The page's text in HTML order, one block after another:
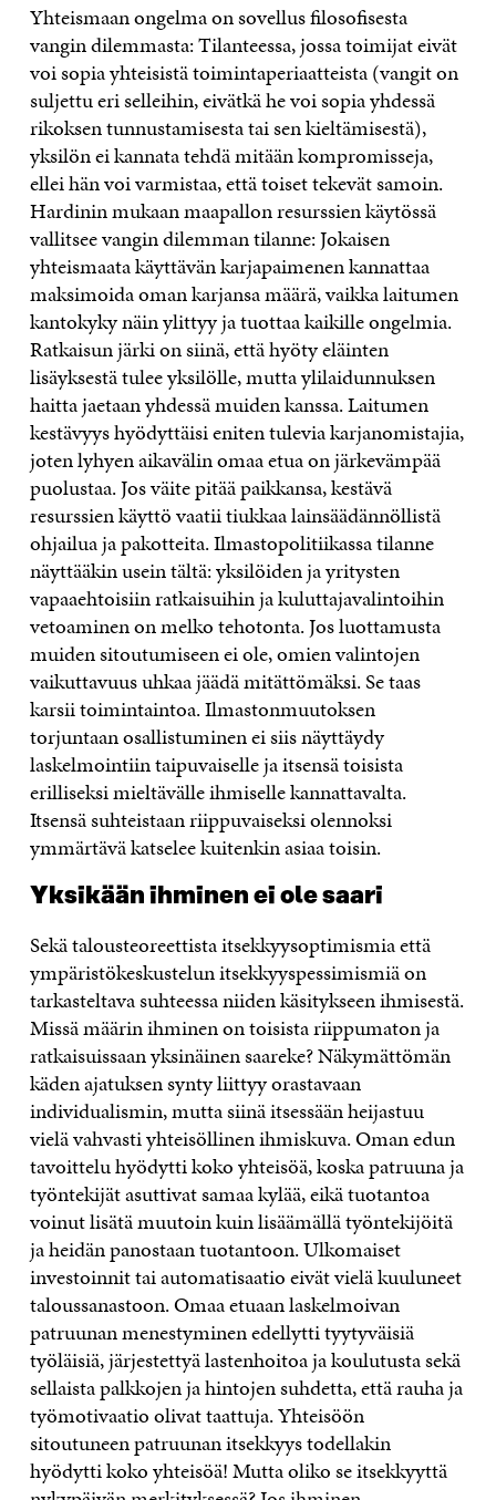
Yhteismaan ongelma on sovellus filosofisesta
vangin dilemmasta: Tilanteessa, jossa toimijat eivät
voi sopia yhteisistä toimintaperiaatteista (vangit on
suljettu eri selleihin, eivätkä he voi sopia yhdessä
rikoksen tunnustamisesta tai sen kieltämisestä),
yksilön ei kannata tehdä mitään kompromisseja,
ellei hän voi varmistaa, että toiset tekevät samoin.
Hardinin mukaan maapallon resurssien käytössä
vallitsee vangin dilemman tilanne: Jokaisen
yhteismaata käyttävän karjapaimenen kannattaa
maksimoida oman karjansa määrä, vaikka laitumen
kantokyky näin ylittyy ja tuottaa kaikille ongelmia.
Ratkaisun järki on siinä, että hyöty eläinten
lisäyksestä tulee yksilölle, mutta ylilaidunnuksen
haitta jaetaan yhdessä muiden kanssa. Laitumen
kestävyys hyödyttäisi eniten tulevia karjanomistajia,
joten lyhyen aikavälin omaa etua on järkevämpää
puolustaa. Jos väite pitää paikkansa, kestävä
resurssien käyttö vaatii tiukkaa lainsäädännöllistä
ohjailua ja pakotteita. Ilmastopolitiikassa tilanne
näyttääkin usein tältä: yksilöiden ja yritysten
vapaaehtoisiin ratkaisuihin ja kuluttajavalintoihin
vetoaminen on melko tehotonta. Jos luottamusta
muiden sitoutumiseen ei ole, omien valintojen
vaikuttavuus uhkaa jäädä mitättömäksi. Se taas
karsii toimintaintoa. Ilmastonmuutoksen
torjuntaan osallistuminen ei siis näyttäydy
laskelmointiin taipuvaiselle ja itsensä toisista
erilliseksi mieltävälle ihmiselle kannattavalta.
Itsensä suhteistaan riippuvaiseksi olennoksi
ymmärtävä katselee kuitenkin asiaa toisin.
Yksikään ihminen ei ole saari
Sekä talousteoreettista itsekkyysoptimismia että
ympäristökeskustelun itsekkyyspessimismiä on
tarkasteltava suhteessa niiden käsitykseen ihmisestä.
Missä määrin ihminen on toisista riippumaton ja
ratkaisuissaan yksinäinen saareke? Näkymättömän
käden ajatuksen synty liittyy orastavaan
individualismin, mutta siinä itsessään heijastuu
vielä vahvasti yhteisöllinen ihmiskuva. Oman edun
tavoittelu hyödytti koko yhteisöä, koska patruuna ja
työntekijät asuttivat samaa kylää, eikä tuotantoa
voinut lisätä muutoin kuin lisäämällä työntekijöitä
ja heidän panostaan tuotantoon. Ulkomaiset
investoinnit tai automatisaatio eivät vielä kuuluneet
taloussanastoon. Omaa etuaan laskelmoivan
patruunan menestyminen edellytti tyytyväisiä
työläisiä, järjestettyä lastenhoitoa ja koulutusta sekä
sellaista palkkojen ja hintojen suhdetta, että rauha ja
työmotivaatio olivat taattuja. Yhteisöön
sitoutuneen patruunan itsekkyys todellakin
hyödytti koko yhteisöä! Mutta oliko se itsekkyyttä